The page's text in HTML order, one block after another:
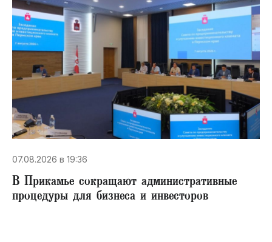
07.08.2026 в 19:36
В Прикамье сокращают административные
процедуры для бизнеса и инвесторов